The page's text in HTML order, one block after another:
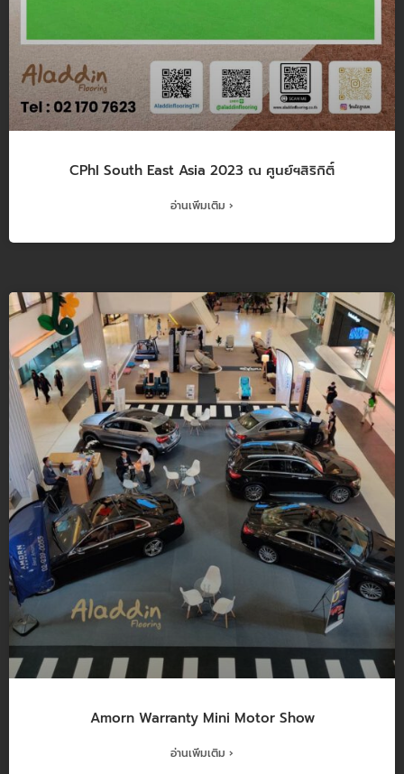
CPhI South East Asia 2023 ณ ศูนย์ฯสิริกิติ์
อ่านเพิ่มเติม ›
Amorn Warranty Mini Motor Show
อ่านเพิ่มเติม ›